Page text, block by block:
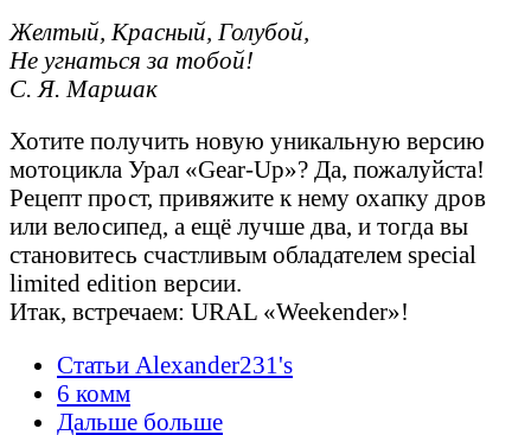
Желтый, Красный, Голубой,
Не угнаться за тобой!
С. Я. Маршак
Хотите получить новую уникальную версию
мотоцикла Урал «Gear-Up»? Да, пожалуйста!
Рецепт прост, привяжите к нему охапку дров
или велосипед, а ещё лучше два, и тогда вы
становитесь счастливым обладателем special
limited edition версии.
Итак, встречаем: URAL «Weekender»!
Статьи Alexander231's
6 комм
Дальше больше